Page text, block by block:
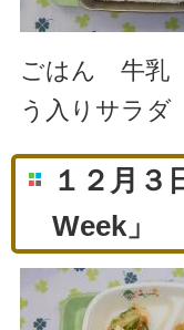
ごはん 牛乳
う入りサラ
１２月３
Week」